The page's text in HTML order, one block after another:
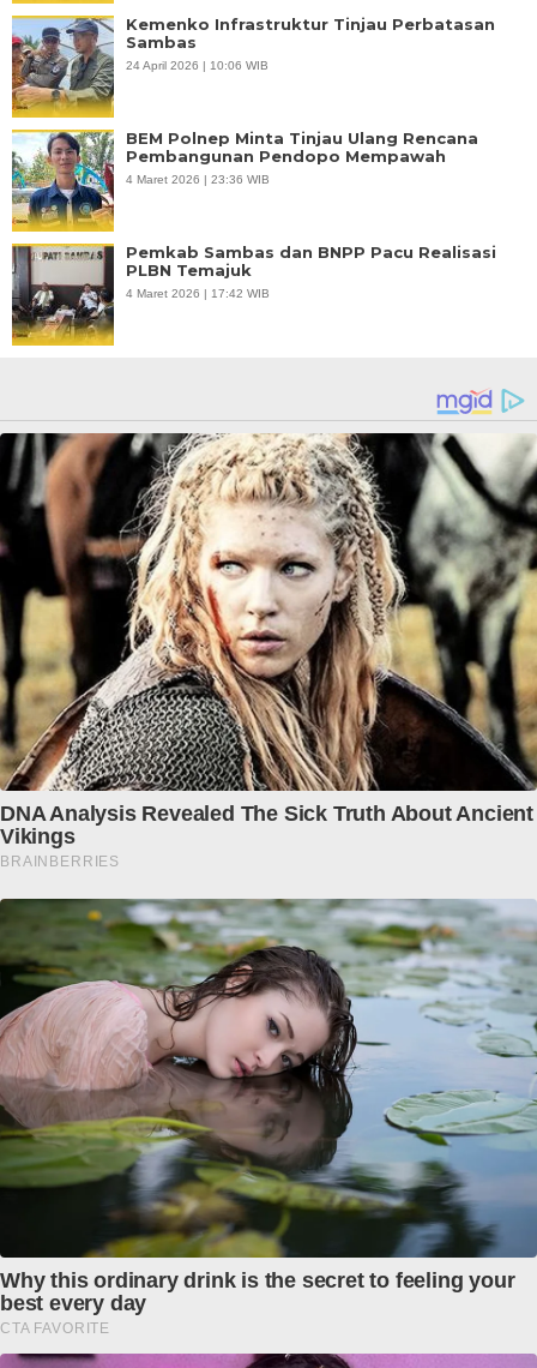
Kemenko Infrastruktur Tinjau Perbatasan
Sambas
24 April 2026 | 10:06 WIB
BEM Polnep Minta Tinjau Ulang Rencana
Pembangunan Pendopo Mempawah
4 Maret 2026 | 23:36 WIB
Pemkab Sambas dan BNPP Pacu Realisasi
PLBN Temajuk
4 Maret 2026 | 17:42 WIB